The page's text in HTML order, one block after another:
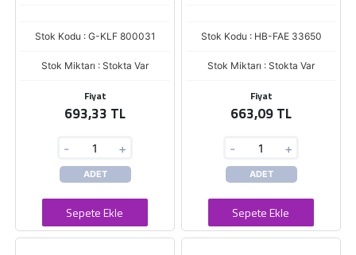
Stok Kodu : G-KLF 800031
Stok Miktarı : Stokta Var
Fiyat
693,33 TL
- +
ADET
Sepete Ekle
Stok Kodu : HB-FAE 33650
Stok Miktarı : Stokta Var
Fiyat
663,09 TL
- +
ADET
Sepete Ekle